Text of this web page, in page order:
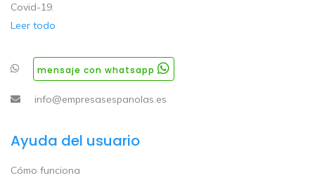
Covid-19.
Leer todo
mensaje con whatsapp
info@empresasespanolas.es
Ayuda del usuario
Cómo funciona